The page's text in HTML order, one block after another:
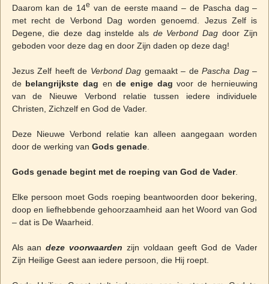
Daarom kan de 14e van de eerste maand – de Pascha dag –
met recht de Verbond Dag worden genoemd. Jezus Zelf is
Degene, die deze dag instelde als de Verbond Dag door Zijn
geboden voor deze dag en door Zijn daden op deze dag!
Jezus Zelf heeft de Verbond Dag gemaakt – dePascha Dag–
de belangrijkste dag ende enige dag voor de hernieuwing
van de Nieuwe Verbond relatie tussen iedere individuele
Christen, Zichzelf en God de Vader.
Deze Nieuwe Verbond relatie kan alleen aangegaan worden
door de werking van Gods genade.
Gods genade begint met de roeping van God de Vader.
Elke persoon moet Gods roeping beantwoorden door bekering,
doop en liefhebbende gehoorzaamheid aan het Woord van God
– dat is De Waarheid.
Als aandeze voorwaarden zijn voldaan geeft God de Vader
Zijn Heilige Geest aan iedere persoon, die Hij roept.